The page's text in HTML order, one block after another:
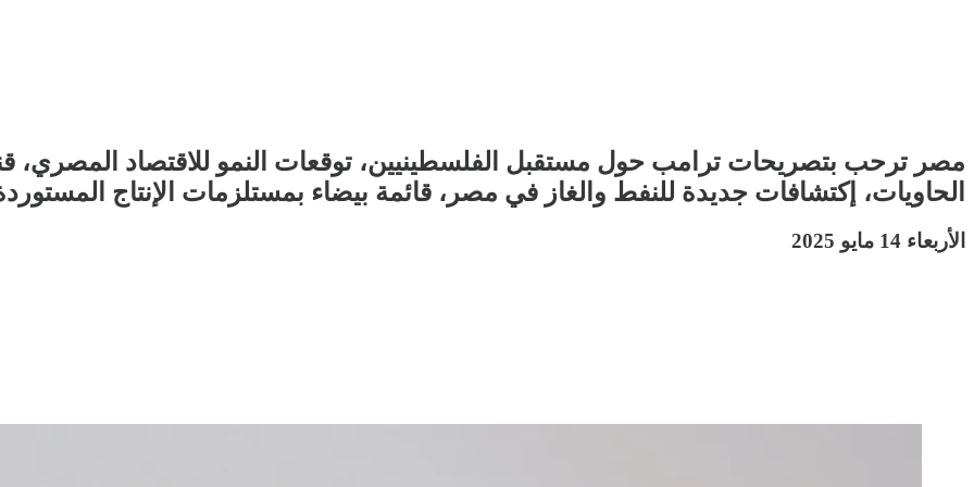
مصر ترحب بتصريحات ترامب حول مستقبل الفلسطينيين، توقعات النمو للاقتصاد
الحاويات، إكتشافات جديدة للنفط والغاز في مصر، قائمة بيضاء بمستلزمات الإنتاج
الأربعاء 14 مايو 2025